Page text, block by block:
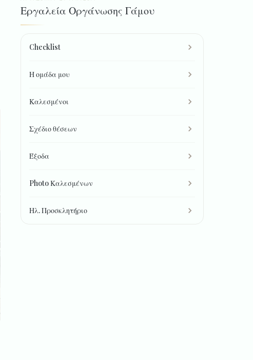
Εργαλεία Οργάνωσης Γάμου
Checklist
Η ομάδα μου
Καλεσμένοι
Σχέδιο θέσεων
Έξοδα
Photo Καλεσμένων
Ηλ. Προσκλητήριο